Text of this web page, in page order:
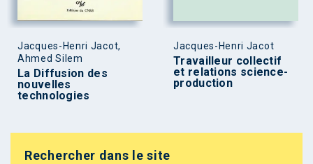
Jacques-Henri Jacot,
Ahmed Silem
La Diffusion des
nouvelles
technologies
Jacques-Henri Jacot
Travailleur collectif
et relations science-
production
Rechercher dans le site